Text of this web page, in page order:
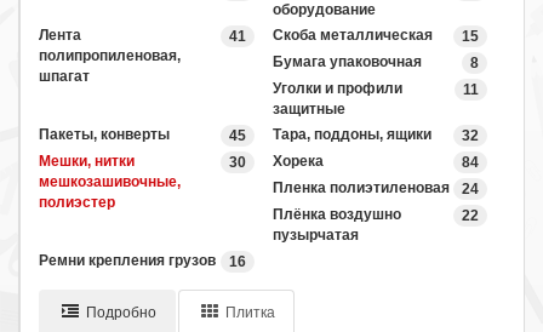
оборудование
41
Лента
полипропиленовая,
шпагат
15
Скоба металлическая
8
Бумага упаковочная
11
Уголки и профили
защитные
45
Пакеты, конверты 32
Тара, поддоны, ящики
30
Мешки, нитки
мешкозашивочные,
полиэстер
84
Хорека
24
Пленка полиэтиленовая
22
Плёнка воздушно
пузырчатая
16
Ремни крепления грузов
Подробно Плитка